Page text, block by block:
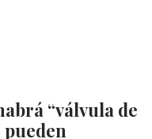
“válvula de
pueden